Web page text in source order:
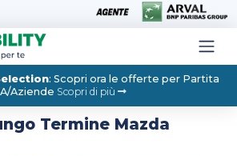
: Scopri ora le offerte per Partita
Aziende Scopri di più
Termine Mazda